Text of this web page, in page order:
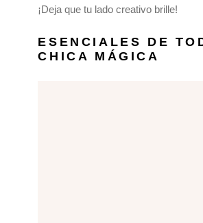
¡Deja que tu lado creativo brille!
ESENCIALES DE
CHICA MÁGICA